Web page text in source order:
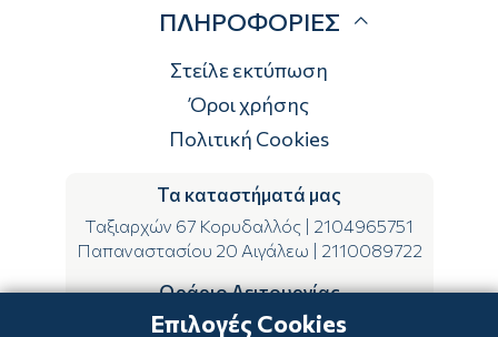
Τρόποι αποστολής
Τρόποι πληρωμής
Επιστροφές
ΠΛΗΡΟΦΟΡΙΕΣ
Στείλε εκτύπωση
Όροι χρήσης
Πολιτική Cookies
Τα καταστήματά μας
Ταξιαρχών 67 Κορυδαλλός
2104965751
Παπαναστασίου 20 Αιγάλεω
2110089722
Ωράριο Λειτουργίας
ΔΕ-ΤΕ-ΣΑ 09:00-15:00
Επιλογές Cookies